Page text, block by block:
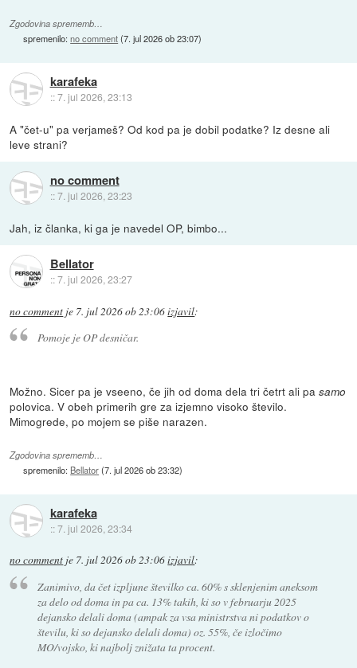
Zgodovina sprememb…
spremenilo:no comment(7. jul 2026 ob 23:07)
karafeka
::7. jul 2026, 23:13
A "čet-u" pa verjameš? Od kod pa je dobil podatke? Iz desne ali
leve strani?
no comment
::7. jul 2026, 23:23
Jah, iz članka, ki ga je navedel OP, bimbo...
Bellator
::7. jul 2026, 23:27
no comment je 7. jul 2026 ob 23:06izjavil:
Pomoje je OP desničar.
Možno. Sicer pa je vseeno, če jih od doma dela tri četrt ali pasamo
polovica. V obeh primerih gre za izjemno visoko število.
Mimogrede, po mojem se piše narazen.
Zgodovina sprememb…
spremenilo: Bellator(7. jul 2026 ob 23:32)
karafeka
::7. jul 2026, 23:34
no comment je 7. jul 2026 ob 23:06izjavil:
Zanimivo, da čet izpljune številko ca. 60% s sklenjenim aneksom
za delo od doma in pa ca. 13% takih, ki so v februarju 2025
dejansko delali doma (ampak za vsa ministrstva ni podatkov o
številu, ki so dejansko delali doma) oz. 55%, če izločimo
MO/vojsko, ki najbolj znižata ta procent.